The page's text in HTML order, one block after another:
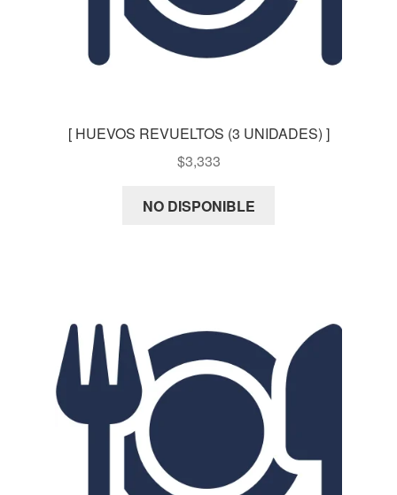
[ HUEVOS REVUELTOS (3 UNIDADES) ]
$3,333
NO DISPONIBLE